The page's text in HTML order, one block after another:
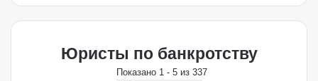
Email
Юристы по банкротству
Показано 1 - 5 из 337